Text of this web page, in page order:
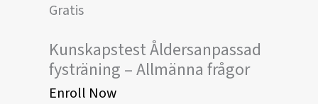
Gratis
Kunskapstest Åldersanpassad
fysträning – Allmänna frågor
Enroll Now